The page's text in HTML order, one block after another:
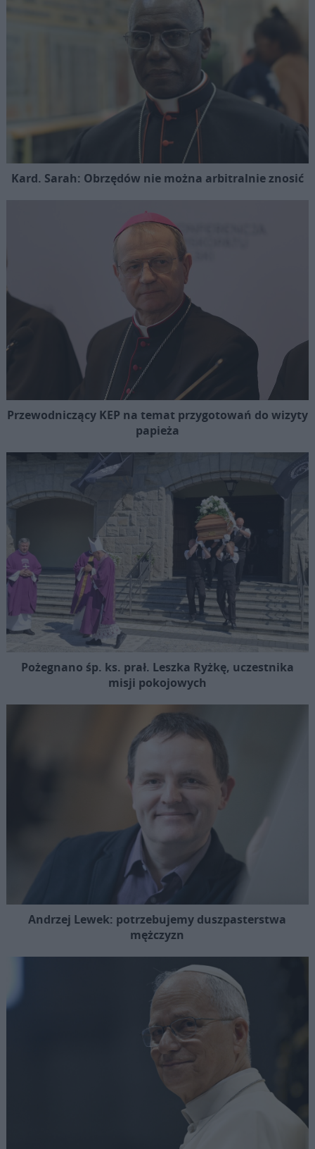
Kard. Sarah: Obrzędów nie można arbitralnie znosić
Przewodniczący KEP na temat przygotowań do wizyty
papieża
Pożegnano śp. ks. prał. Leszka Ryżkę, uczestnika
misji pokojowych
Andrzej Lewek: potrzebujemy duszpasterstwa
mężczyzn